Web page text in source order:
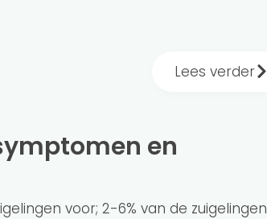
Lees verder
voor; 2-6% van de zuigelingen